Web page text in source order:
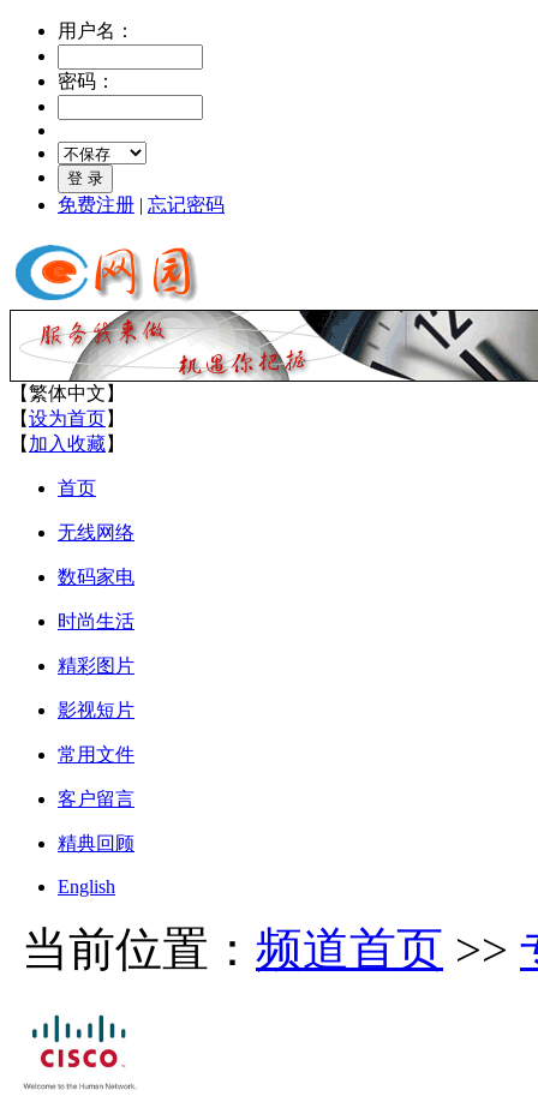
用户名：
密码：
免费注册 | 忘记密码
【繁体中文 】
【设为首页】
【 加入收藏】
首页
无线网络
数码家电
时尚生活
精彩图片
影视短片
常用文件
客户留言
精典回顾
English
当前位置： 频道首页 >>